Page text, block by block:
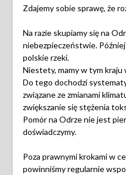
Zdajemy sobie sprawę, że
Na razie skupiamy się na
niebezpieczeństwie.
polskie rzeki.
Niestety, mamy w tym kraju
Do tego dochodzi
związane ze zmianami
zwiększanie się stężenia
Pomór na Odrze nie jest
doświadczymy.
Poza prawnymi krokami w
powinniśmy regularnie